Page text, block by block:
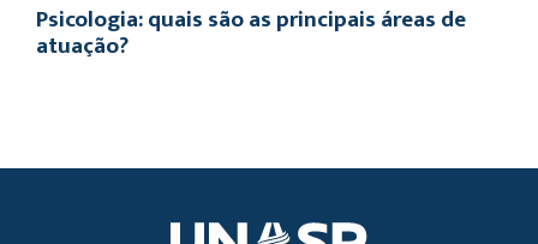
Psicologia: quais são as principais áreas de
atuação?